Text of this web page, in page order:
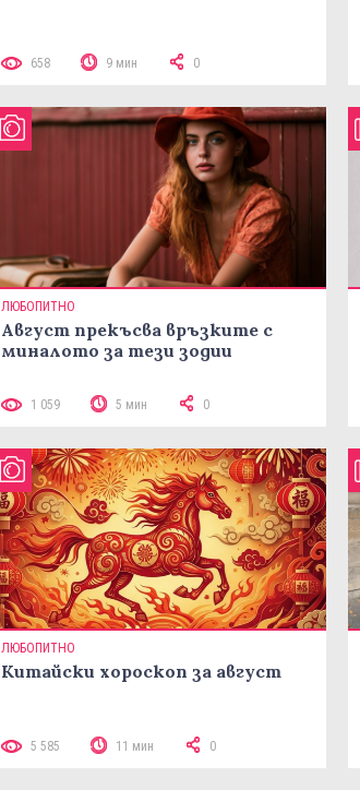
658 9 мин 0
ЛЮБОПИТНО
Август прекъсва връзките с
миналото за тези зодии
1 059 5 мин 0
ЛЮБОПИТНО
Китайски хороскоп за август
5 585 11 мин 0